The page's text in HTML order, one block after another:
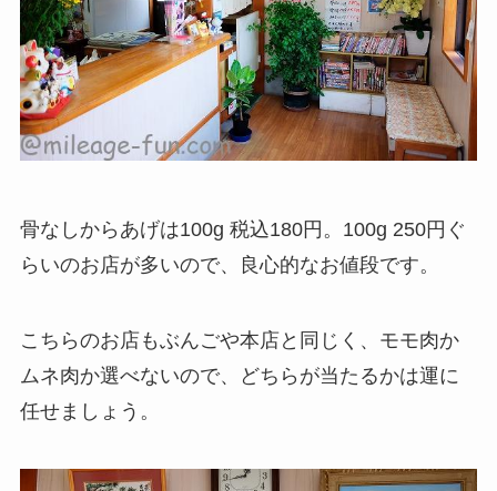
骨なしからあげは100g 税込180円。100g 250円ぐ
らいのお店が多いので、良心的なお値段です。
こちらのお店もぶんごや本店と同じく、モモ肉か
ムネ肉か選べないので、どちらが当たるかは運に
任せましょう。